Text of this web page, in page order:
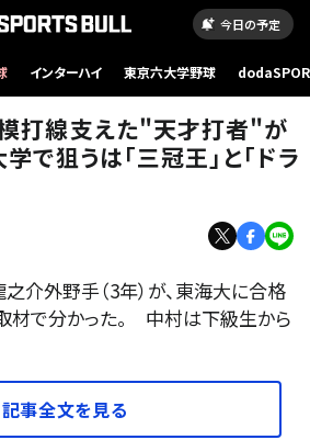
今日の予定
インターハイ 東京六大学野球
打線支えた"天才打者"が
で狙うは｢三冠王｣と｢ドラ
介外野手（3年）が、東海大に合格
材で分かった。 中村は下級生から
記事全文を見る